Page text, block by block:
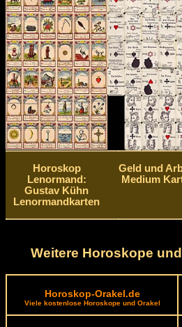
Horoskop
Lenormand:
Gustav Kühn
Lenormandkarten
Geld und
Medium
Weitere Horoskope
Horoskop-Orakel.de
Viele kostenlose Horoskope und Orakel